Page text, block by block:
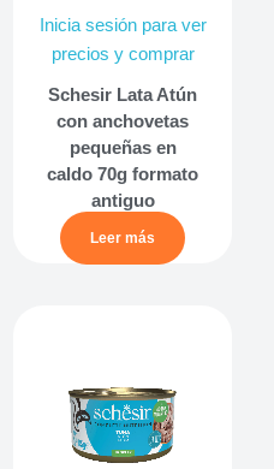
Inicia sesión para ver
precios y comprar
Schesir Lata Atún
con anchovetas
pequeñas en
caldo 70g formato
antiguo
Leer más